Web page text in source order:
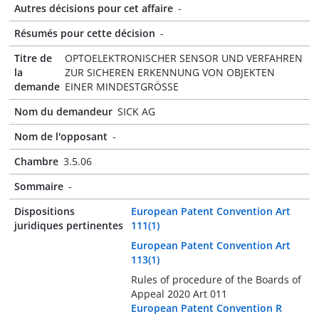
Autres décisions pour cet affaire -
Résumés pour cette décision -
Titre de
la
demande
OPTOELEKTRONISCHER SENSOR UND VERFAHREN
ZUR SICHEREN ERKENNUNG VON OBJEKTEN
EINER MINDESTGRÖSSE
Nom du demandeur SICK AG
Nom de l'opposant -
Chambre 3.5.06
Sommaire -
Dispositions
juridiques pertinentes
European Patent Convention Art
111(1)
European Patent Convention Art
113(1)
Rules of procedure of the Boards of
Appeal 2020 Art 011
European Patent Convention R